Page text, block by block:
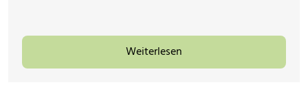
Weiterlesen